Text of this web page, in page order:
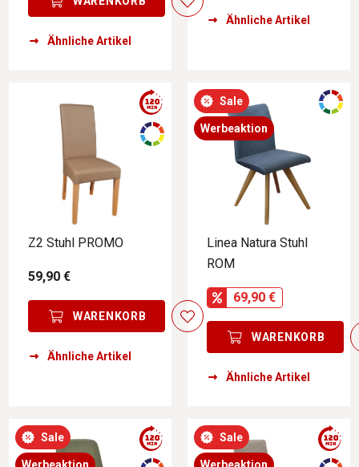
Ähnliche Artikel
Ähnliche Artikel
Z2 Stuhl PROMO
59,90 €
WARENKORB
Ähnliche Artikel
Sale
Werbeaktion
Linea Natura Stuhl
ROM
69,90 €
WARENKORB
Ähnliche Artikel
Sale Sale